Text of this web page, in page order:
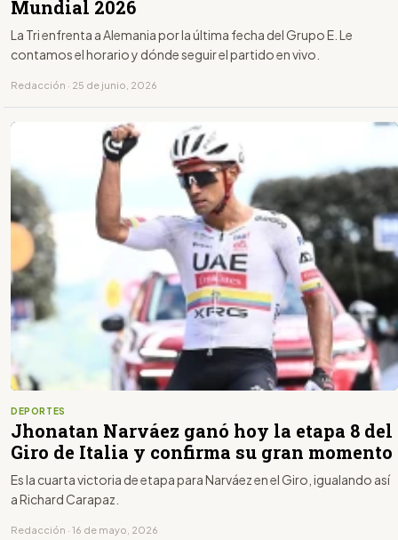
Mundial 2026
La Tri enfrenta a Alemania por la última fecha del Grupo E. Le
contamos el horario y dónde seguir el partido en vivo.
Redacción · 25 de junio, 2026
DEPORTES
Jhonatan Narváez ganó hoy la etapa 8 del
Giro de Italia y confirma su gran momento
Es la cuarta victoria de etapa para Narváez en el Giro, igualando así
a Richard Carapaz.
Redacción · 16 de mayo, 2026